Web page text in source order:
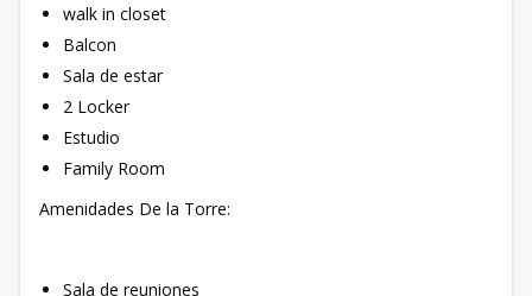
walk in closet
Balcon
Sala de estar
2 Locker
Estudio
Family Room
Amenidades De la Torre:
Sala de reuniones